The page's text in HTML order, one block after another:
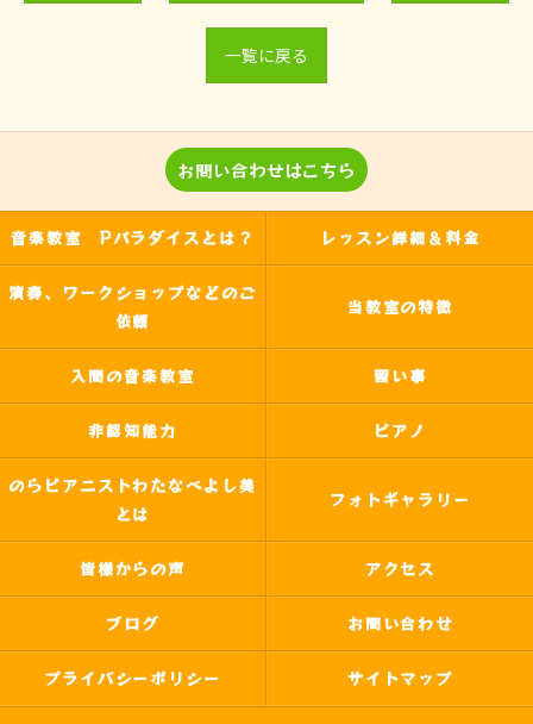
一覧に戻る
お問い合わせはこちら
音楽教室 Pパラダイスとは？ レッスン詳細＆料金
演奏、ワークショップなどのご
依頼
当教室の特徴
入間の音楽教室 習い事
非認知能力 ピアノ
のらピアニストわたなべよし美
とは
フォトギャラリー
皆様からの声 アクセス
ブログ お問い合わせ
プライバシーポリシー サイトマップ